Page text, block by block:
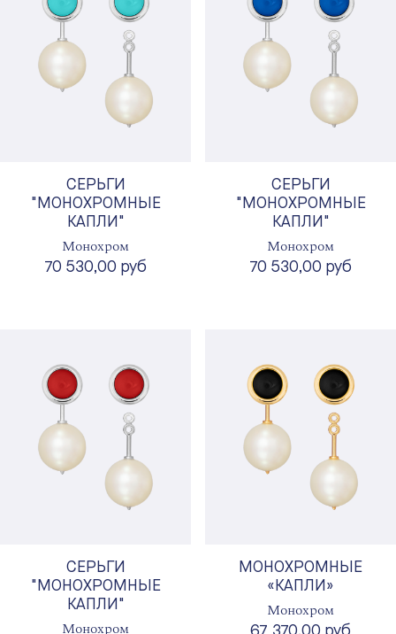
СЕРЬГИ
"МОНОХРОМНЫЕ
КАПЛИ"
Монохром
70 530,00 руб
СЕРЬГИ
"МОНОХРОМНЫЕ
КАПЛИ"
Монохром
70 530,00 руб
СЕРЬГИ
"МОНОХРОМНЫЕ
КАПЛИ"
Монохром
МОНОХРОМНЫЕ
«КАПЛИ»
Монохром